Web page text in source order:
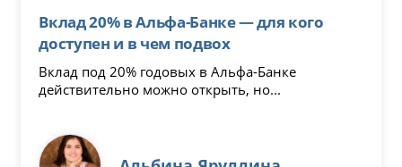
Вклад 20% в Альфа-Банке — для кого
доступен и в чем подвох
Вклад под 20% годовых в Альфа-Банке
действительно можно открыть, но...